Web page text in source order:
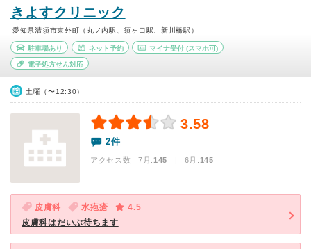
きよすクリニック
愛知県清須市東外町（丸ノ内駅、須ヶ口駅、新川橋駅）
駐車場あり ネット予約 マイナ受付 (スマホ可)
電子処方せん対応
土曜（〜12:30）
3.58
2件
アクセス数 7月:145 | 6月:145
皮膚科 水疱瘡
4.5
皮膚科はだいぶ待ちます